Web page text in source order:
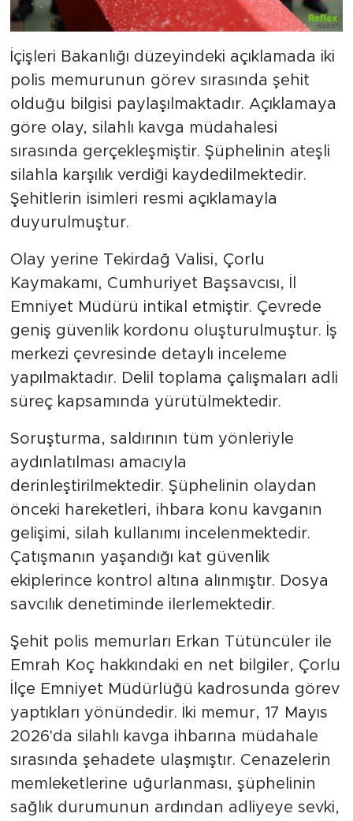
İçişleri Bakanlığı düzeyindeki açıklamada iki
polis memurunun görev sırasında şehit
olduğu bilgisi paylaşılmaktadır. Açıklamaya
göre olay, silahlı kavga müdahalesi
sırasında gerçekleşmiştir. Şüphelinin ateşli
silahla karşılık verdiği kaydedilmektedir.
Şehitlerin isimleri resmi açıklamayla
duyurulmuştur.
Olay yerine Tekirdağ Valisi, Çorlu
Kaymakamı, Cumhuriyet Başsavcısı, İl
Emniyet Müdürü intikal etmiştir. Çevrede
geniş güvenlik kordonu oluşturulmuştur. İş
merkezi çevresinde detaylı inceleme
yapılmaktadır. Delil toplama çalışmaları adli
süreç kapsamında yürütülmektedir.
Soruşturma, saldırının tüm yönleriyle
aydınlatılması amacıyla
derinleştirilmektedir. Şüphelinin olaydan
önceki hareketleri, ihbara konu kavganın
gelişimi, silah kullanımı incelenmektedir.
Çatışmanın yaşandığı kat güvenlik
ekiplerince kontrol altına alınmıştır. Dosya
savcılık denetiminde ilerlemektedir.
Şehit polis memurları Erkan Tütüncüler ile
Emrah Koç hakkındaki en net bilgiler, Çorlu
İlçe Emniyet Müdürlüğü kadrosunda görev
yaptıkları yönündedir. İki memur, 17 Mayıs
2026'da silahlı kavga ihbarına müdahale
sırasında şehadete ulaşmıştır. Cenazelerin
memleketlerine uğurlanması, şüphelinin
sağlık durumunun ardından adliyeye sevki,